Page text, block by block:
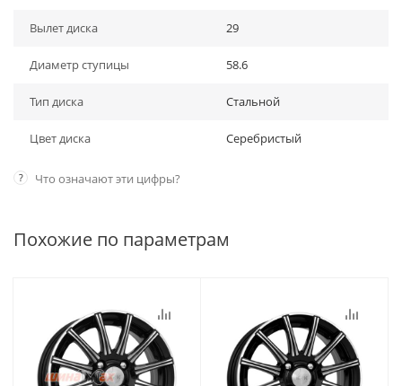
Вылет диска 29
Диаметр ступицы 58.6
Тип диска Стальной
Цвет диска Серебристый
? Что означают эти цифры?
Похожие по параметрам